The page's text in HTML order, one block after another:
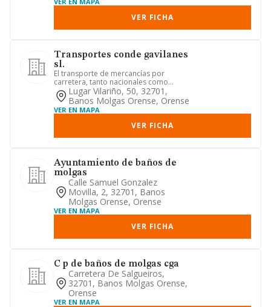
VER FICHA
Transportes conde gavilanes
sl.
El transporte de mercancías por
carretera, tanto nacionales como
internacionales. cnae 4941
Lugar Vilariño, 50, 32701,
Banos Molgas Orense, Orense
VER EN MAPA
VER FICHA
Ayuntamiento de baños de
molgas
Calle Samuel Gonzalez
Movilla, 2, 32701, Banos
Molgas Orense, Orense
VER EN MAPA
VER FICHA
C p de baños de molgas cga
Carretera De Salgueiros,
32701, Banos Molgas Orense,
Orense
VER EN MAPA